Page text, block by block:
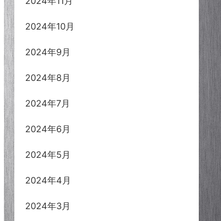
2024年10月
2024年9月
2024年8月
2024年7月
2024年6月
2024年5月
2024年4月
2024年3月